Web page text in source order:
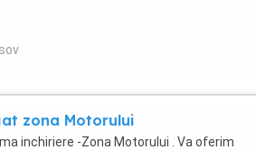
zona Motorului
inchiriere -Zona Motorului . Va oferim